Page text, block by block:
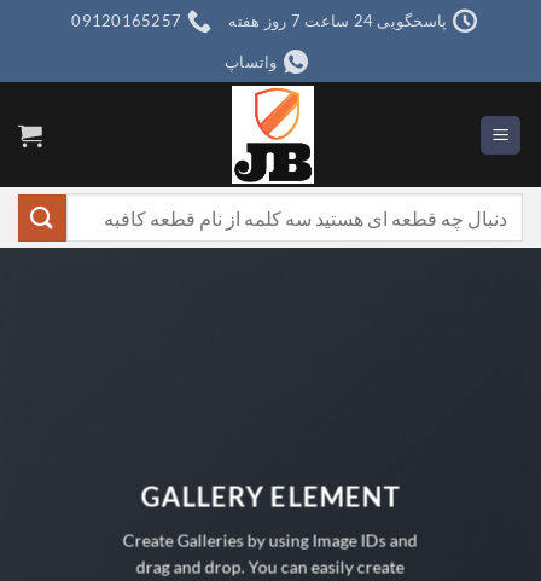
پاسخگویی 24 ساعت 7 روز هفته 09120165257
واتساپ
برای:
GALLERY ELEMENT
Create Galleries by using Image IDs and
drag and drop. You can easily create